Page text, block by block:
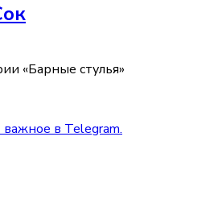
«Барные стулья»
в Telegram.